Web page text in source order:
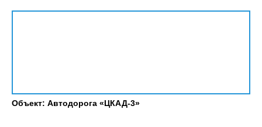
Объект: Автодорога «ЦКАД-3»